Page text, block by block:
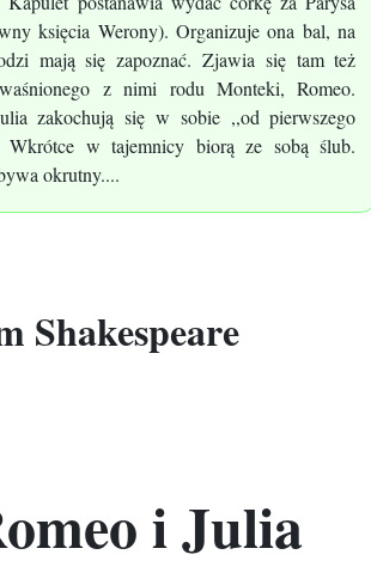
księcia Werony). Organizuje ona bal, na
mają się zapoznać. Zjawia się tam też
z nimi rodu Monteki, Romeo.
zakochują się w sobie ,,od pierwszego
Wkrótce w tajemnicy biorą ze sobą ślub.
okrutny....
Shakespeare
i Julia